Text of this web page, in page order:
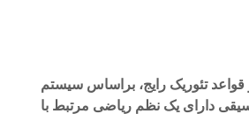
تئوریک رایج، براساس سیستم
موسیقی دارای یک نظم ریاضی مرتبط با